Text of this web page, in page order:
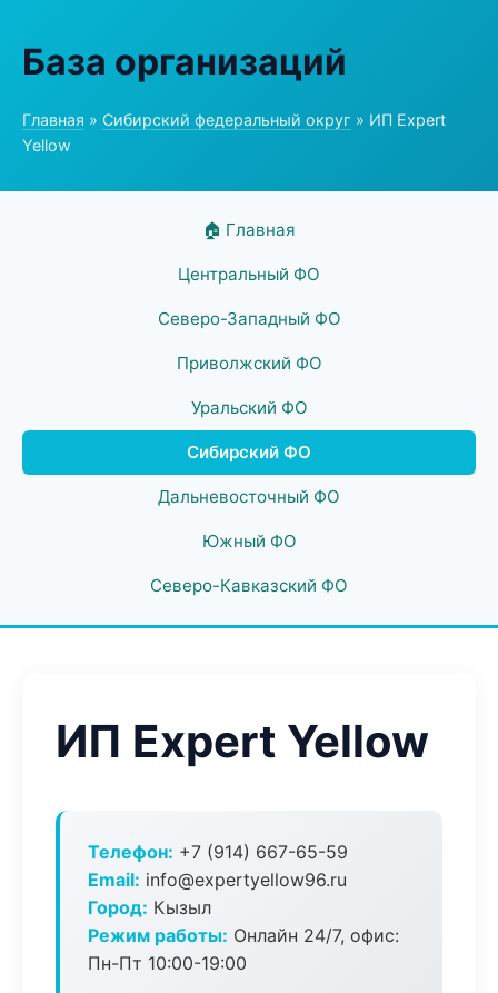
База организаций
Главная » Сибирский федеральный округ » ИП Expert
Yellow
🏠 Главная
Центральный ФО
Северо-Западный ФО
Приволжский ФО
Уральский ФО
Сибирский ФО
Дальневосточный ФО
Южный ФО
Северо-Кавказский ФО
ИП Expert Yellow
Телефон: +7 (914) 667-65-59
Email: info@expertyellow96.ru
Город: Кызыл
Режим работы: Онлайн 24/7, офис:
Пн-Пт 10:00-19:00